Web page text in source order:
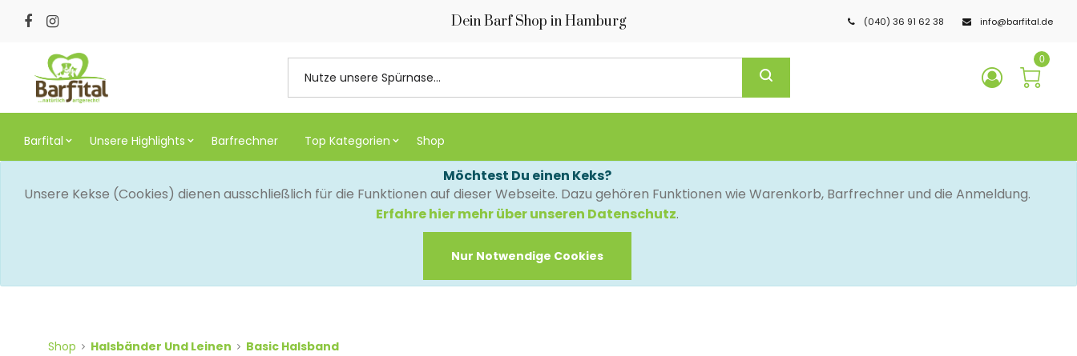
Dein Barf Shop in Hamburg (040) 36 91 62 38 info@barfital.de
0
Barfital Unsere Highlights Barfrechner Top Kategorien Shop
Möchtest Du einen Keks?
Unsere Kekse (Cookies) dienen ausschließlich für die Funktionen auf dieser Webseite. Dazu gehören Funktionen wie Warenkorb, Barfrechner und die Anmeldung.
Erfahre hier mehr über unseren Datenschutz.
Nur Notwendige Cookies
Shop Halsbänder Und Leinen Basic Halsband